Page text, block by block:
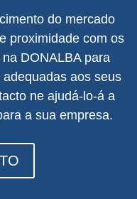
do mercado
proximidade com os
DONALBA para
aos seus
ne ajudá-lo-á a
a sua empresa.